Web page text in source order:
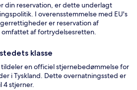
din reservation, er dette underlagt
I overensstemmelse med EU's
er reservation af
af fortrydelsesretten.
klasse
tildeler en officiel stjernebedømmelse for
i Tyskland. Dette overnatningssted er
4 stjerner.